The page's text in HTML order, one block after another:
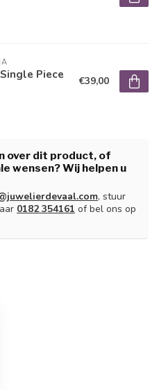
Piece €39,00
over dit product, of
wensen? Wij helpen u
, stuur
0182 354161 of bel ons op